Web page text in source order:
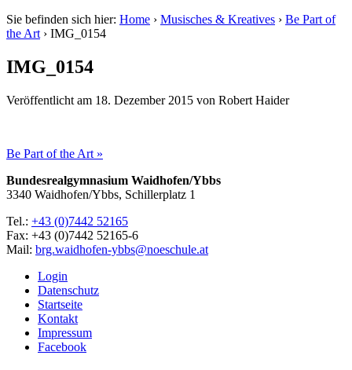
Sie befinden sich hier: Home › Musisches & Kreatives › Be Part of
the Art › IMG_0154
IMG_0154
Veröffentlicht am 18. Dezember 2015 von Robert Haider
Be Part of the Art »
Bundesrealgymnasium Waidhofen/Ybbs
3340 Waidhofen/Ybbs, Schillerplatz 1
Tel.: +43 (0)7442 52165
Fax: +43 (0)7442 52165-6
Mail: brg.waidhofen-ybbs@noeschule.at
Login
Datenschutz
Startseite
Kontakt
Impressum
Facebook